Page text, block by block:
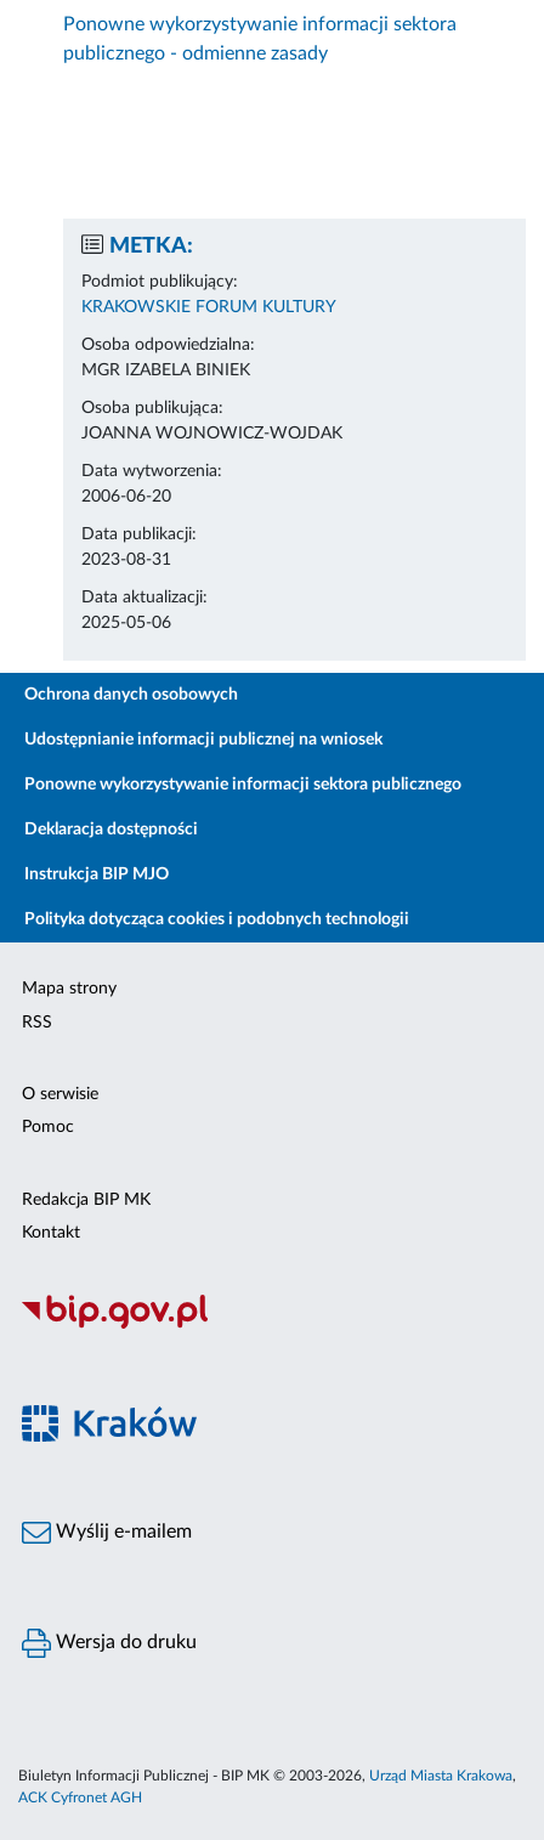
Ponowne wykorzystywanie informacji sektora
publicznego - odmienne zasady
METKA:
Podmiot publikujący:
KRAKOWSKIE FORUM KULTURY
Osoba odpowiedzialna:
MGR IZABELA BINIEK
Osoba publikująca:
JOANNA WOJNOWICZ-WOJDAK
Data wytworzenia:
2006-06-20
Data publikacji:
2023-08-31
Data aktualizacji:
2025-05-06
Ochrona danych osobowych
Udostępnianie informacji publicznej na wniosek
Ponowne wykorzystywanie informacji sektora publicznego
Deklaracja dostępności
Instrukcja BIP MJO
Polityka dotycząca cookies i podobnych technologii
Mapa strony
RSS
O serwisie
Pomoc
Redakcja BIP MK
Kontakt
Wyślij e-mailem
Wersja do druku
Biuletyn Informacji Publicznej - BIP MK © 2003-2026, Urząd Miasta Krakowa,
ACK Cyfronet AGH